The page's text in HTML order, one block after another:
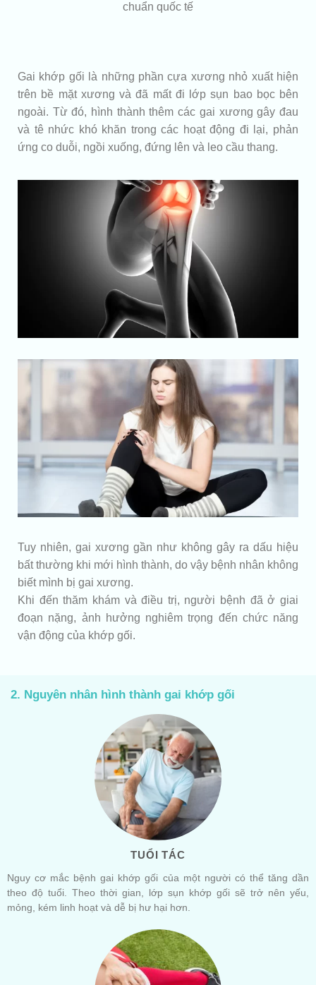
chuẩn quốc tế
Gai khớp gối là những phần cựa xương nhỏ xuất hiện
trên bề mặt xương và đã mất đi lớp sụn bao bọc bên
ngoài. Từ đó, hình thành thêm các gai xương gây đau
và tê nhức khó khăn trong các hoạt động đi lại, phản
ứng co duỗi, ngồi xuống, đứng lên và leo cầu thang.
Tuy nhiên, gai xương gần như không gây ra dấu hiệu
bất thường khi mới hình thành, do vậy bệnh nhân không
biết mình bị gai xương.
Khi đến thăm khám và điều trị, người bệnh đã ở giai
đoạn nặng, ảnh hưởng nghiêm trọng đến chức năng
vận động của khớp gối.
2. Nguyên nhân hình thành gai khớp gối
TUỔI TÁC
Nguy cơ mắc bệnh gai khớp gối của một người có thể tăng dần
theo độ tuổi. Theo thời gian, lớp sụn khớp gối sẽ trở nên yếu,
mỏng, kém linh hoạt và dễ bị hư hại hơn.